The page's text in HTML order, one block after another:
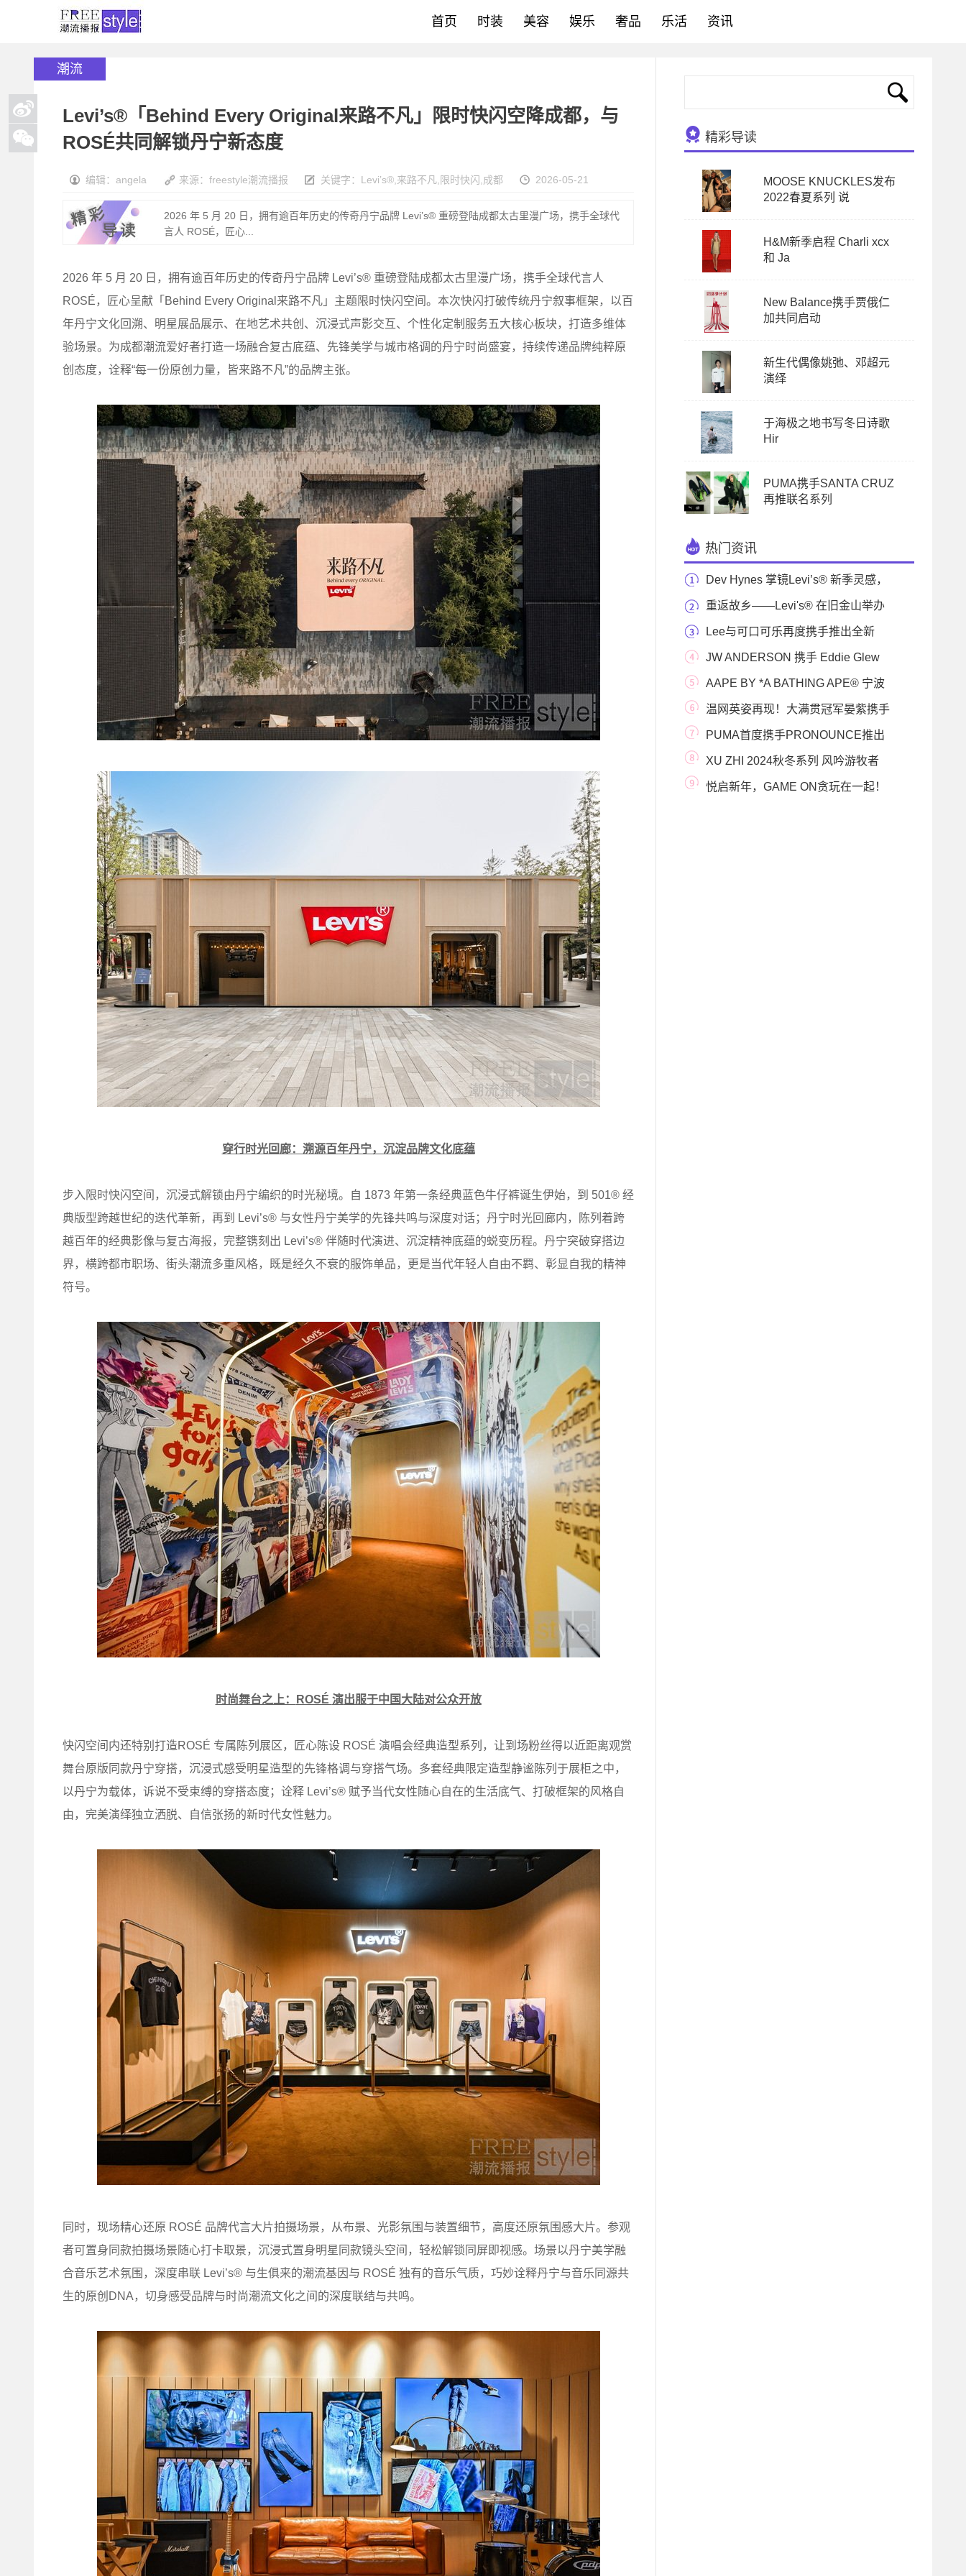
首页 时装 美容 娱乐 奢品 乐活 资讯
潮流
Levi’s®「Behind Every Original来路不凡」限时快闪空降成都，与
ROSÉ共同解锁丹宁新态度
编辑：angela 来源：freestyle潮流播报 关键字： Levi’s® 来路不凡 限时快闪 成都 2026-05-21
2026 年 5 月 20 日，拥有逾百年历史的传奇丹宁品牌 Levi’s® 重磅登陆成都太古里漫广场，携手全球代
言人 ROSÉ，匠心...
2026 年 5 月 20 日，拥有逾百年历史的传奇丹宁品牌 Levi’s® 重磅登陆成都太古里漫广场，携手全球代言人
ROSÉ，匠心呈献「Behind Every Original来路不凡」主题限时快闪空间。本次快闪打破传统丹宁叙事框架，以百
年丹宁文化回溯、明星展品展示、在地艺术共创、沉浸式声影交互、个性化定制服务五大核心板块，打造多维体
验场景。为成都潮流爱好者打造一场融合复古底蕴、先锋美学与城市格调的丹宁时尚盛宴，持续传递品牌纯粹原
创态度，诠释“每一份原创力量，皆来路不凡”的品牌主张。
穿行时光回廊：溯源百年丹宁，沉淀品牌文化底蕴
步入限时快闪空间，沉浸式解锁由丹宁编织的时光秘境。自 1873 年第一条经典蓝色牛仔裤诞生伊始，到 501® 经
典版型跨越世纪的迭代革新，再到 Levi’s® 与女性丹宁美学的先锋共鸣与深度对话；丹宁时光回廊内，陈列着跨
越百年的经典影像与复古海报，完整镌刻出 Levi’s® 伴随时代演进、沉淀精神底蕴的蜕变历程。丹宁突破穿搭边
界，横跨都市职场、街头潮流多重风格，既是经久不衰的服饰单品，更是当代年轻人自由不羁、彰显自我的精神
符号。
时尚舞台之上： ROSÉ 演出服于中国大陆对公众开放
快闪空间内还特别打造ROSÉ 专属陈列展区，匠心陈设 ROSÉ 演唱会经典造型系列，让到场粉丝得以近距离观赏
舞台原版同款丹宁穿搭，沉浸式感受明星造型的先锋格调与穿搭气场。多套经典限定造型静谧陈列于展柜之中，
以丹宁为载体，诉说不受束缚的穿搭态度；诠释 Levi’s® 赋予当代女性随心自在的生活底气、打破框架的风格自
由，完美演绎独立洒脱、自信张扬的新时代女性魅力。
同时，现场精心还原 ROSÉ 品牌代言大片拍摄场景，从布景、光影氛围与装置细节，高度还原氛围感大片。参观
者可置身同款拍摄场景随心打卡取景，沉浸式置身明星同款镜头空间，轻松解锁同屏即视感。场景以丹宁美学融
合音乐艺术氛围，深度串联 Levi’s® 与生俱来的潮流基因与 ROSÉ 独有的音乐气质，巧妙诠释丹宁与音乐同源共
生的原创DNA，切身感受品牌与时尚潮流文化之间的深度联结与共鸣。
精彩导读
MOOSE KNUCKLES发布
2022春夏系列 说
H&M新季启程 Charli xcx
和 Ja
New Balance携手贾俄仁
加共同启动
新生代偶像姚弛、邓超元
演绎
于海极之地书写冬日诗歌
Hir
PUMA携手SANTA CRUZ
再推联名系列
热门资讯
Dev Hynes 掌镜Levi’s® 新季灵感，
演绎复古做旧美
重返故乡——Levi's® 在旧金山举办
沉浸式体验活
Lee与可口可乐再度携手推出全新
2020秋冬系列 灵感
JW ANDERSON 携手 Eddie Glew
于2026年米兰国际家具展期
AAPE BY *A BATHING APE® 宁波
K11专门店盛大启幕
温网英姿再现！大满贯冠军晏紫携手
网球小将致
PUMA首度携手PRONOUNCE推出
联名系列 以远古文明演绎
XU ZHI 2024秋冬系列 风吟游牧者
悦启新年，GAME ON贪玩在一起！